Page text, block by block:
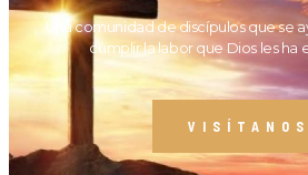
Una comunidad de discípulos que se
cumplir la labor que Dios les ha
VISÍTANOS